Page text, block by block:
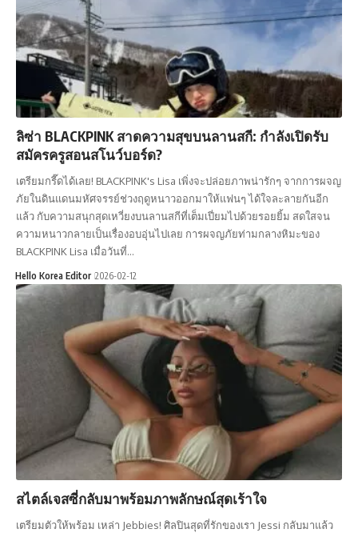
ลิซ่า BLACKPINK สาดความสุขบนลานสกี: กำลังเปิดรับ
สมัครครูสอนสโนว์บอร์ด?
เตรียมกรี๊ดได้เลย! BLACKPINK's Lisa เพิ่งจะปล่อยภาพน่ารักๆ จากการผจญ
ภัยในดินแดนมหัศจรรย์ช่วงฤดูหนาวออกมาให้แฟนๆ ได้ใจละลายกันอีก
แล้ว กับความสนุกสุดเหวี่ยงบนลานสกีที่เต็มเปี่ยมไปด้วยรอยยิ้ม สดใสจน
ความหนาวกลายเป็นเรื่องอบอุ่นไปเลย การผจญภัยท่ามกลางหิมะของ
BLACKPINK Lisa เมื่อวันที่…
Hello Korea Editor 2026-02-12
สไตล์เจสซี่กลับมาพร้อมภาพลักษณ์สุดเร้าใจ
เตรียมตัวให้พร้อม เหล่า Jebbies! ศิลปินสุดที่รักของเรา Jessi กลับมาแล้ว